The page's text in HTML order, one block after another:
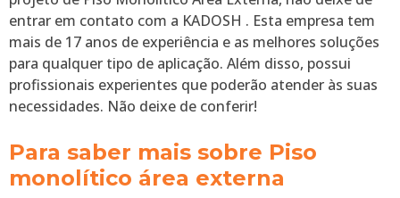
entrar em contato com a KADOSH . Esta empresa tem
mais de 17 anos de experiência e as melhores soluções
para qualquer tipo de aplicação. Além disso, possui
profissionais experientes que poderão atender às suas
necessidades. Não deixe de conferir!
Para saber mais sobre Piso
monolítico área externa